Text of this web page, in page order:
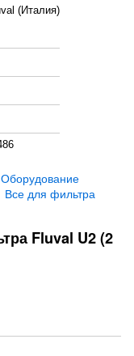
(Италия)
Оборудование
Все для фильтра
Fluval U2 (2